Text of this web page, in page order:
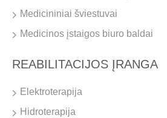
Medicininiai šviestuvai
Medicinos įstaigos biuro baldai
REABILITACIJOS ĮRANGA
Elektroterapija
Hidroterapija